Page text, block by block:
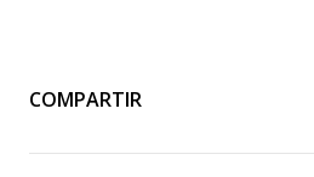
COMPARTIR